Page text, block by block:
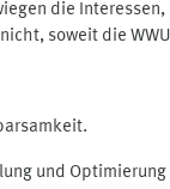
die
soweit die
und